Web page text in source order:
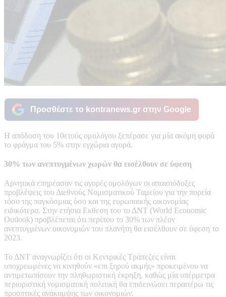
Προσθέστε το kontranews.gr στην Google
Η απόδοση του 10ετούς ομολόγου ξεπέρασε για μία ακόμη φορά
το φράγμα του 5% στην εγχώρια αγορά.
30% των ανεπτυγμένων χωρών θα εισέλθουν σε ύφεση
Aρνητικά επηρέασαν τις αγορές ομολόγων οι απαισιόδοξες
προβλέψεις του Διεθνούς Νομισματικού Ταμείου για την πορεία
τόσο της παγκόσμιας όσο και της ευρωπαικής οικονομίας
ειδικότερα. Στην ετήσια Εκθεση του το ΔΝΤ (World Economic
Outlook) προβλέπεται ότι περίπου το 30% των πλέον
ανεπτυγμένων οικονομιών του πλανήτη θα εισέλθουν σε ύφεση το
2023.
Το ΔΝΤ αναγνωρίζει ότι οι Κεντρικές Τράπεζες είναι
υποχρεωμένες να κινηθούν «επι ξηρού ακμής» προκειμένου να
αντιμετωπίσουν την πληθωριστική έκρηξη, καθώς μία υπέρμετρα
περιοριστική νομισματική πολιτική θα επιδεινώσει περαιτέρω τις
προοπτικές ανάκαμψης των οικονομιών.